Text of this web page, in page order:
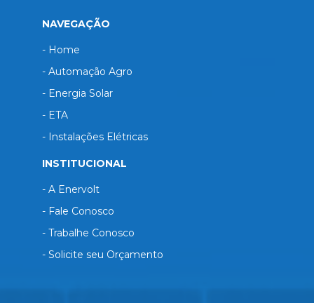
NAVEGAÇÃO
- Home
- Automação Agro
- Energia Solar
- ETA
- Instalações Elétricas
INSTITUCIONAL
- A Enervolt
- Fale Conosco
- Trabalhe Conosco
- Solicite seu Orçamento